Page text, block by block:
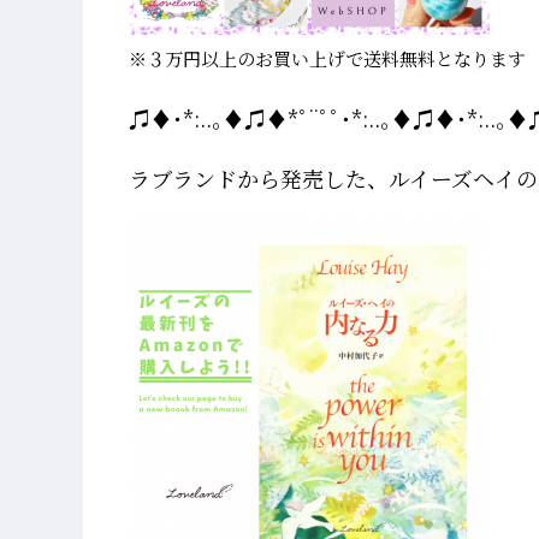
※３万円以上のお買い上げで送料無料となります
♫♦･*:..｡♦♫♦*ﾟ¨ﾟﾟ･*:..｡♦♫♦･*:..｡
ラブランドから発売した、ルイーズヘイ